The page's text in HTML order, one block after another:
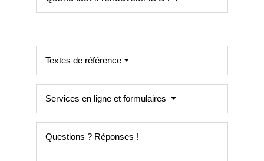
Textes de référence
Services en ligne et formulaires
Questions ? Réponses !